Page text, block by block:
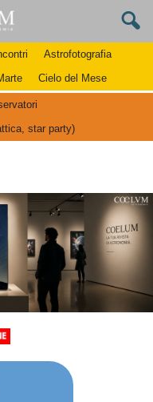
Astrofotografia
Cielo del Mese
star party)